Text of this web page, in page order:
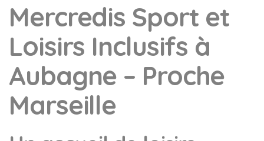
Mercredis Sport et
Loisirs Inclusifs à
Aubagne – Proche
Marseille